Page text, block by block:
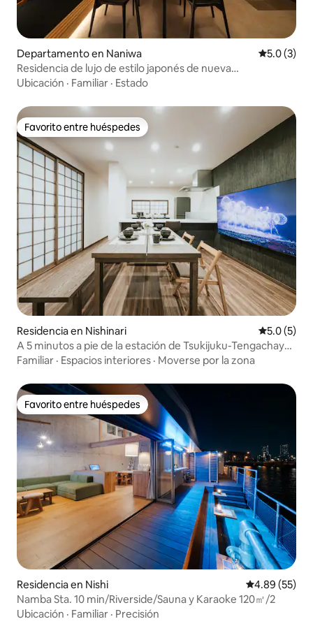
Departamento en Naniwa
5.0 (3)
Residencia de lujo de estilo japonés de nueva
construcción | A poca distancia a pie de Kuromon Ichiba,
gratuito | 2 baños completos...
Ubicación · Familiar · Estado
Favorito entre huéspedes
Favorito entre huéspedes
Residencia en Nishinari
5.0 (5)
A 5 minutos a pie de la estación de Tsukijuku-Tengachaya,
a 15 minutos en tren de Namba-Shinsaibashi-Dotonbori.
cerca, lo que hace la vida más cómoda.
Familiar · Espacios interiores · Moverse por la zona
Favorito entre huéspedes
Favorito entre huéspedes
Residencia en Nishi Calificación
4.89 (55)
Namba Sta. 10 min/Riverside/Sauna y Karaoke 120㎡/2
Ubicación · Familiar · Precisión